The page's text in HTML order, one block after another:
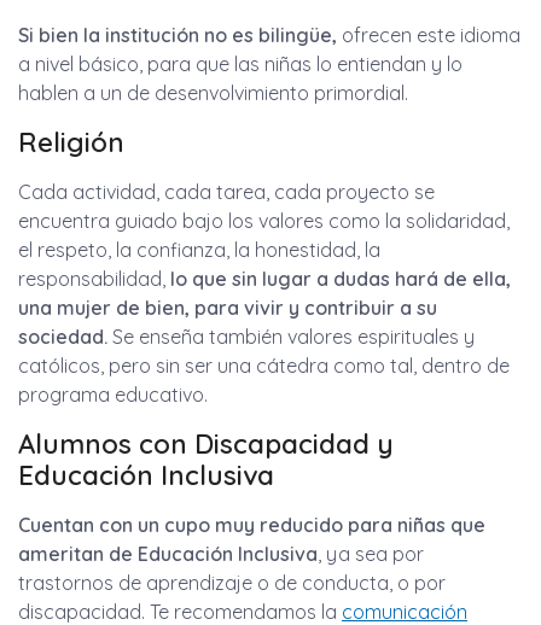
Si bien la institución no es bilingüe, ofrecen este idioma
a nivel básico, para que las niñas lo entiendan y lo
hablen a un de desenvolvimiento primordial.
Religión
Cada actividad, cada tarea, cada proyecto se
encuentra guiado bajo los valores como la solidaridad,
el respeto, la confianza, la honestidad, la
responsabilidad, lo que sin lugar a dudas hará de ella,
una mujer de bien, para vivir y contribuir a su
sociedad. Se enseña también valores espirituales y
católicos, pero sin ser una cátedra como tal, dentro de
programa educativo.
Alumnos con Discapacidad y
Educación Inclusiva
Cuentan con un cupo muy reducido para niñas que
ameritan de Educación Inclusiva, ya sea por
trastornos de aprendizaje o de conducta, o por
discapacidad. Te recomendamos la comunicación